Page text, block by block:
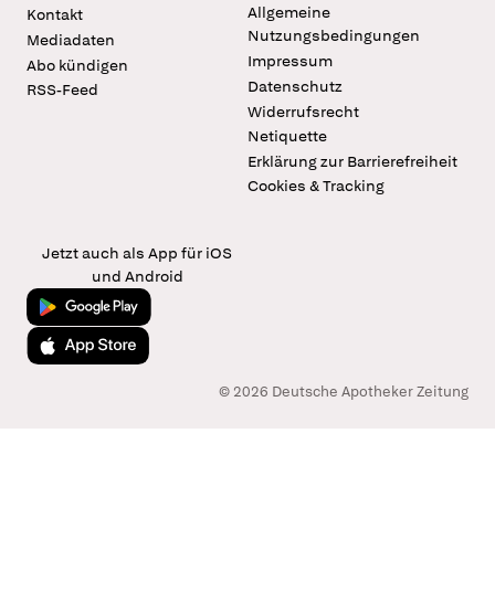
Kontakt
Mediadaten
Abo kündigen
RSS-Feed
Allgemeine
Nutzungsbedingungen
Impressum
Datenschutz
Widerrufsrecht
Netiquette
Erklärung zur Barrierefreiheit
Cookies & Tracking
Jetzt auch als App für iOS
und Android
Jetzt bei Google Play
Laden im App Store
© 2026 Deutsche Apotheker Zeitung